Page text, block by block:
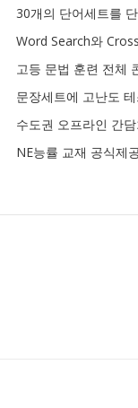
30개의 단어세트를
Word Search와
고등 문법 훈련 전체
문장세트에 고난도
수도권 오프라인 간
NE능률 교재 공식제